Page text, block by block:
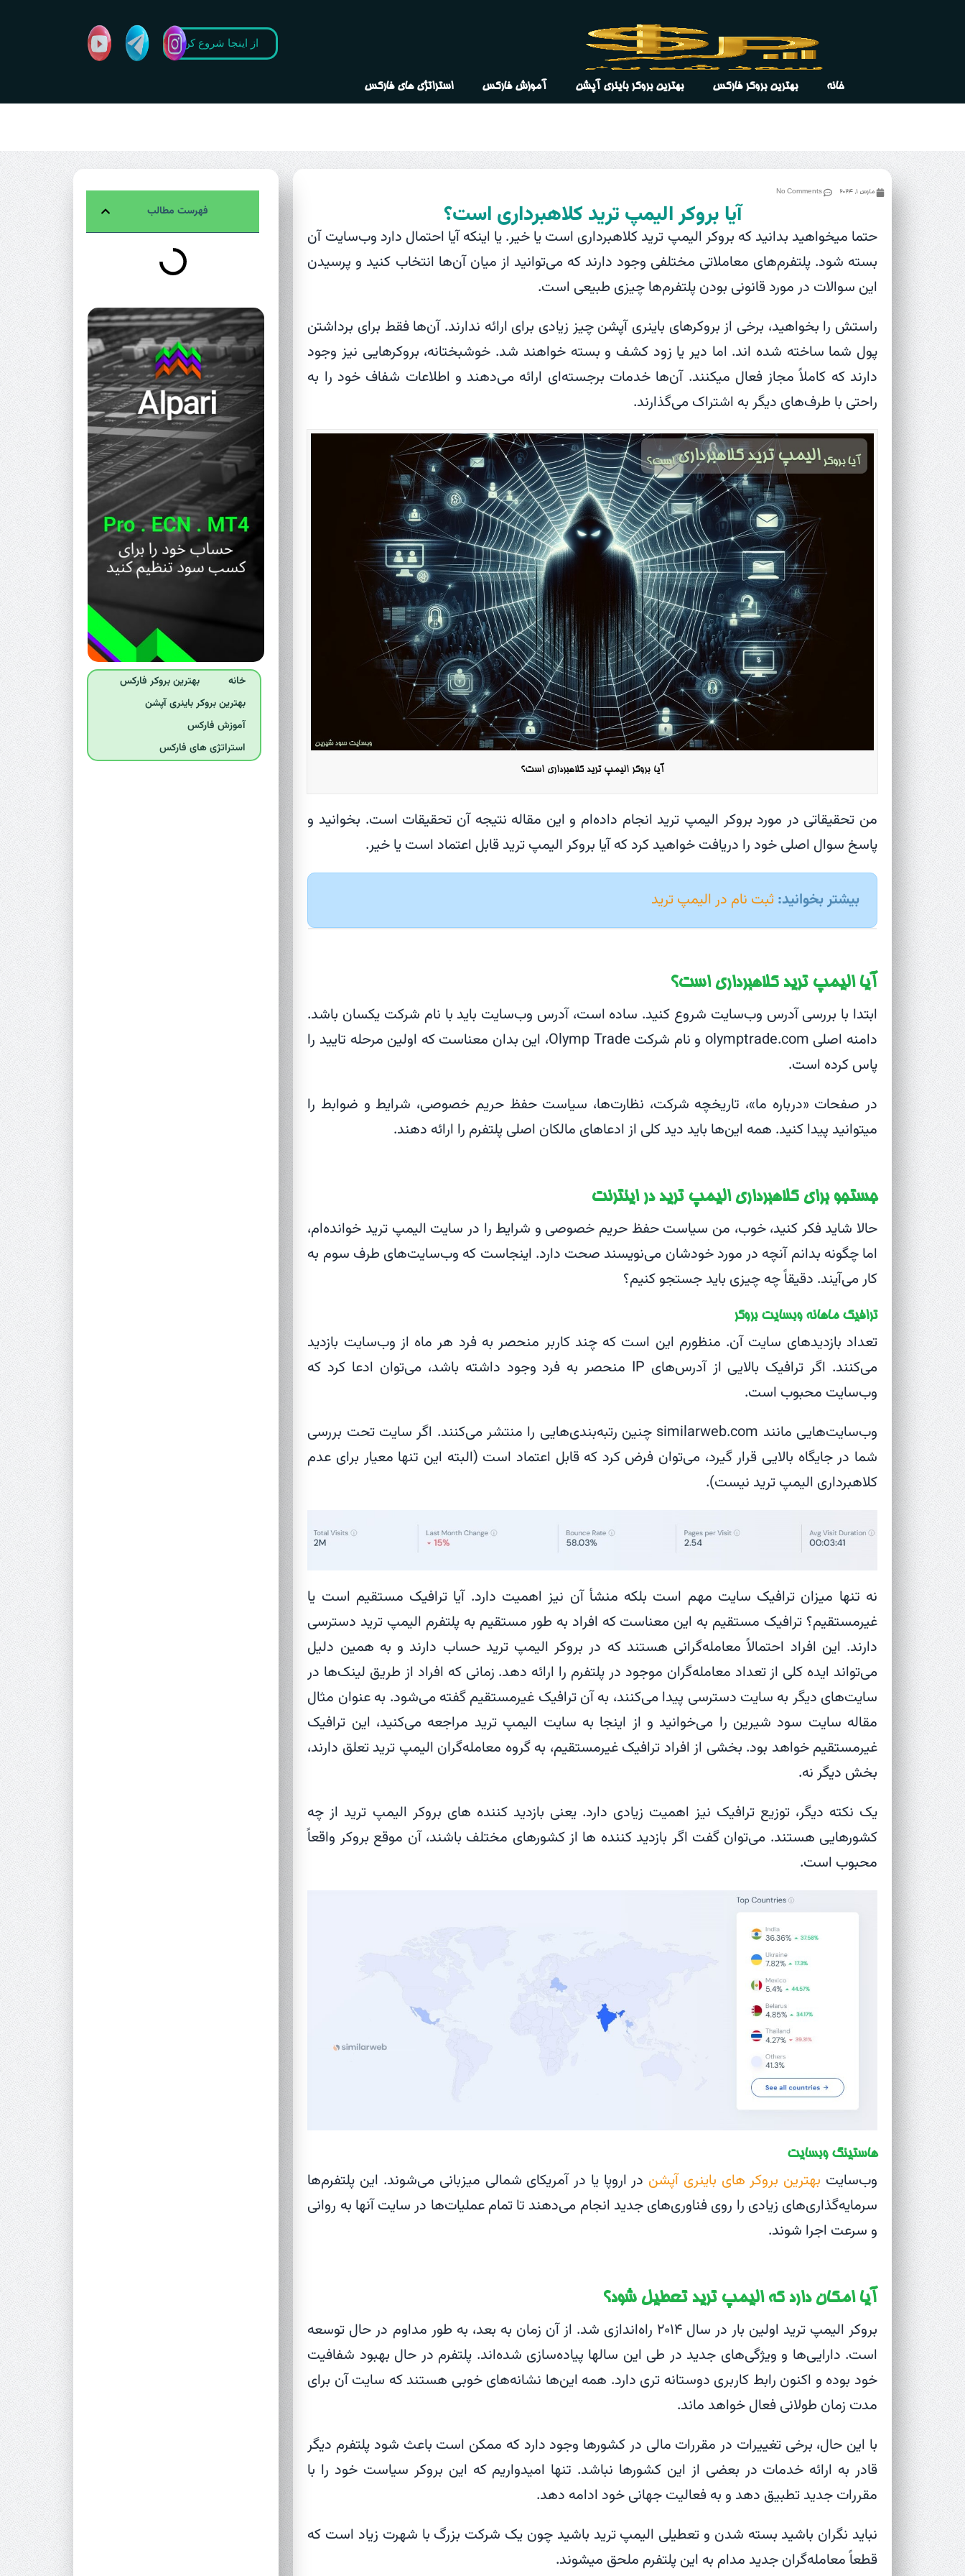
از اینجا شروع کن
خانه بهترین بروکر فارکس بهترین بروکر‌ باینری آپشن آموزش فارکس استراتژی های فارکس
مارس 1, 2024 No Comments
آیا بروکر الیمپ ترید کلاهبرداری است؟
حتما میخواهید بدانید که بروکر الیمپ ترید کلاهبرداری است یا خیر. یا اینکه آیا احتمال دارد وب‌سایت آن
بسته شود. پلتفرم‌های معاملاتی مختلفی وجود دارند که می‌توانید از میان آن‌ها انتخاب کنید و پرسیدن
این سوالات در مورد قانونی بودن پلتفرم‌ها چیزی طبیعی است.
راستش را بخواهید، برخی از بروکرهای باینری آپشن چیز زیادی برای ارائه ندارند. آن‌ها فقط برای برداشتن
پول شما ساخته شده اند. اما دیر یا زود کشف و بسته خواهند شد. خوشبختانه، بروکرهایی نیز وجود
دارند که کاملاً مجاز فعال میکنند. آن‌ها خدمات برجسته‌ای ارائه می‌دهند و اطلاعات شفاف خود را به
راحتی با طرف‌های دیگر به اشتراک می‌گذارند.
آیا بروکر الیمپ ترید کلاهبرداری است؟
من تحقیقاتی در مورد بروکر الیمپ ترید انجام داده‌ام و این مقاله نتیجه آن تحقیقات است. بخوانید و
پاسخ سوال اصلی خود را دریافت خواهید کرد که آیا بروکر الیمپ ترید قابل اعتماد است یا خیر.
بیشتر بخوانید:ثبت نام در الیمپ ترید
آیا الیمپ ترید کلاهبرداری است؟
ابتدا با بررسی آدرس وب‌سایت شروع کنید. ساده است، آدرس وب‌سایت باید با نام شرکت یکسان باشد.
دامنه اصلی olymptrade.com و نام شرکت Olymp Trade، این بدان معناست که اولین مرحله تایید را
پاس کرده است.
در صفحات «درباره ما»، تاریخچه شرکت، نظارت‌ها، سیاست حفظ حریم خصوصی، شرایط و ضوابط را
میتوانید پیدا کنید. همه این‌ها باید دید کلی از ادعاهای مالکان اصلی پلتفرم را ارائه دهند.
جستجو برای کلاهبرداری الیمپ ترید در اینترنت
حالا شاید فکر کنید، خوب، من سیاست حفظ حریم خصوصی و شرایط را در سایت الیمپ ترید خوانده‌ام،
اما چگونه بدانم آنچه در مورد خودشان می‌نویسند صحت دارد. اینجاست که وب‌سایت‌های طرف سوم به
کار می‌آیند. دقیقاً چه چیزی باید جستجو کنیم؟
ترافیک ماهانه وبسایت بروکر
تعداد بازدیدهای سایت آن. منظورم این است که چند کاربر منحصر به فرد هر ماه از وب‌سایت بازدید
می‌کنند. اگر ترافیک بالایی از آدرس‌های IP منحصر به فرد وجود داشته باشد، می‌توان ادعا کرد که
وب‌سایت محبوب است.
وب‌سایت‌هایی مانند similarweb.com چنین رتبه‌بندی‌هایی را منتشر می‌کنند. اگر سایت تحت بررسی
شما در جایگاه بالایی قرار گیرد، می‌توان فرض کرد که قابل اعتماد است (البته این تنها معیار برای عدم
کلاهبرداری الیمپ ترید نیست).
نه تنها میزان ترافیک سایت مهم است بلکه منشأ آن نیز اهمیت دارد. آیا ترافیک مستقیم است یا
غیرمستقیم؟ ترافیک مستقیم به این معناست که افراد به طور مستقیم به پلتفرم الیمپ ترید دسترسی
دارند. این افراد احتمالاً معامله‌گرانی هستند که در بروکر الیمپ ترید حساب دارند و به همین دلیل
می‌تواند ایده کلی از تعداد معامله‌گران موجود در پلتفرم را ارائه دهد. زمانی که افراد از طریق لینک‌ها در
سایت‌های دیگر به سایت دسترسی پیدا می‌کنند، به آن ترافیک غیرمستقیم گفته می‌شود. به عنوان مثال
مقاله‌ سایت سود شیرین را می‌خوانید و از اینجا به سایت الیمپ ترید مراجعه می‌کنید، این ترافیک
غیرمستقیم خواهد بود. بخشی از افراد ترافیک غیرمستقیم، به گروه معامله‌گران الیمپ ترید تعلق دارند،
بخش دیگر نه.
یک نکته دیگر، توزیع ترافیک نیز اهمیت زیادی دارد. یعنی بازدید کننده های بروکر الیمپ ترید از چه
کشورهایی هستند. می‌توان گفت اگر بازدید کننده ها از کشورهای مختلف باشند، آن موقع بروکر واقعاً
محبوب است.
هاستینگ وبسایت
وب‌سایت بهترین بروکر های باینری آپشن در اروپا یا در آمریکای شمالی میزبانی می‌شوند. این پلتفرم‌ها
سرمایه‌گذاری‌های زیادی را روی فناوری‌های جدید انجام می‌دهند تا تمام عملیات‌ها در سایت آنها به روانی
و سرعت اجرا شوند.
آیا امکان دارد که الیمپ ترید تعطیل شود؟
بروکر الیمپ ترید اولین بار در سال ۲۰۱۴ راه‌اندازی شد. از آن زمان به بعد، به طور مداوم در حال توسعه
است. دارایی‌ها و ویژگی‌های جدید در طی این سالها پیاده‌سازی شده‌اند. پلتفرم در حال بهبود شفافیت
خود بوده و اکنون رابط کاربری دوستانه‌ تری دارد. همه این‌ها نشانه‌های خوبی هستند که سایت آن برای
مدت زمان طولانی فعال خواهد ماند.
با این حال، برخی تغییرات در مقررات مالی در کشورها وجود دارد که ممکن است باعث شود پلتفرم دیگر
قادر به ارائه خدمات در بعضی از این کشورها نباشد. تنها امیدواریم که این بروکر سیاست خود را با
مقررات جدید تطبیق دهد و به فعالیت جهانی خود ادامه دهد.
نباید نگران باشید بسته شدن و تعطیلی الیمپ ترید باشید چون یک شرکت بزرگ با شهرت زیاد است که
قطعاً معامله‌گران جدید مدام به این پلتفرم ملحق میشوند.
فهرست مطالب
خانه
بهترین بروکر فارکس
بهترین بروکر‌ باینری آپشن
آموزش فارکس
استراتژی های فارکس